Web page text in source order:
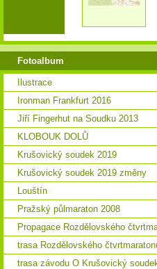
Fotoalbum
Ilustrace
Ironman Frankfurt 2016
Jiří Fingerhut na Soudku 2013
KLOBOUK DOLŮ
Krušovický soudek 2019
Krušovický soudek 2019 změny
Louštín
Pražský půlmaraton 2008
Propagace Rozdělovského
trasa Rozdělovského
trasa závodu O Krušovický